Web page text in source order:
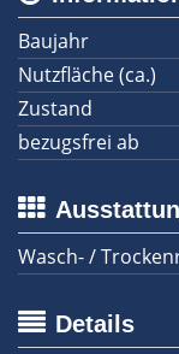
Baujahr
Nutzfläche (ca.)
Zustand
bezugsfrei ab
Wasch- /
Details